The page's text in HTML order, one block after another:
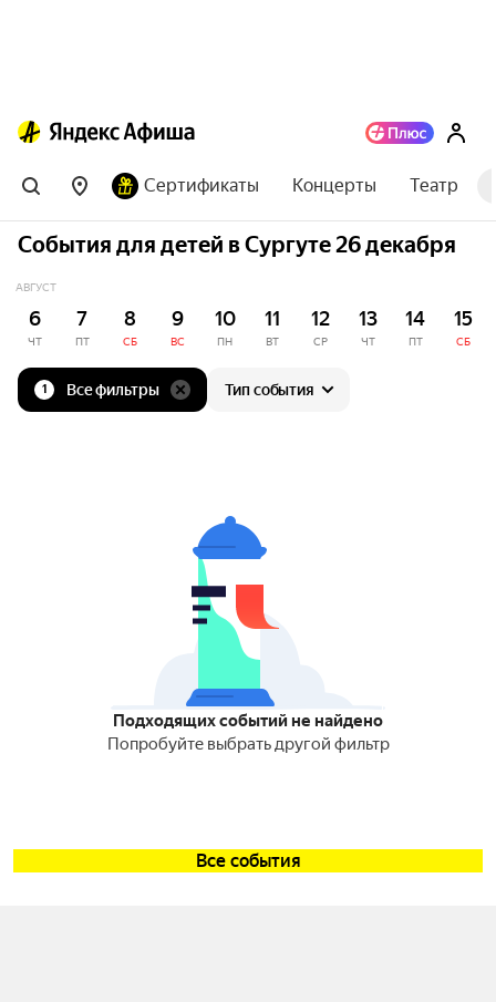
Сертификаты Концерты Театр
События для детей в Сургуте 26 декабря
АВГУСТ
6
ЧТ
7
ПТ
8
СБ
9
ВС
10
ПН
11
ВТ
12
СР
13
ЧТ
14
ПТ
15
СБ
1 Все фильтры Тип события
Подходящих событий не найдено
Попробуйте выбрать другой фильтр
Все события